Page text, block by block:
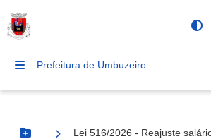
Prefeitura de Umbuzeiro
Lei 516/2026 - Reajuste